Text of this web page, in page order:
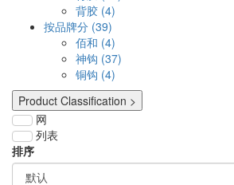
背胶 (4)
按品牌分 (39)
佰和 (4)
神钩 (37)
铜钩 (4)
Product Classification >
网
列表
排序